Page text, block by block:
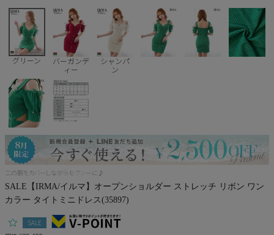
JENNNY
COMEX
Pleaser
グリーン
バーガンデ
ィー
シャンパ
ン
二の腕をカバーしながらセクシーに♪
SALE【IRMA/イルマ】オープンショルダー ストレッチ リボン ワン
カラー タイトミニドレス(35897)
SALE